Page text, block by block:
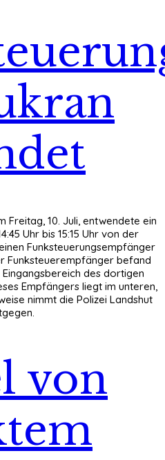
Freitag, 10. Juli, entwendete ein
Uhr bis 15:15 Uhr von der
Funksteuerungsempfänger
Funksteuerempfänger befand
des dortigen
Empfängers liegt im unteren,
nimmt die Polizei Landshut
von